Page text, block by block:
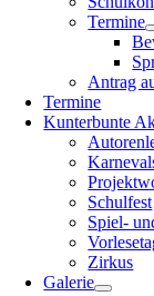
Termine
Antrag
Termine
Kunterbunte
Schulfest
Spiel-
Zirkus
Galerie